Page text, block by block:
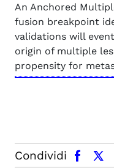
An Anchored
fusion breakpoint
validations will
origin of multiple
propensity for
Condividi
facebook x.com